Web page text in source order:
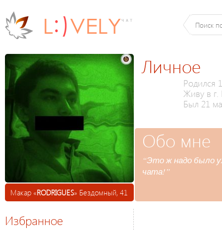
Макар «RODRIGUES» Бездомный, 41
Личное
Родился
Живу в г.
Был 21
Обо мне
“Это ж надо было
чата!”
Избранное